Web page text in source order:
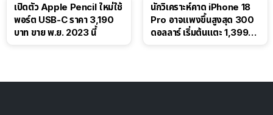
เปิดตัว Apple Pencil ใหม่ใช้
พอร์ต USB-C ราคา 3,190
บาท ขาย พ.ย. 2023 นี้
นักวิเคราะห์คาด iPhone 18
Pro อาจแพงขึ้นสูงสุด 300
ดอลลาร์ เริ่มต้นแตะ 1,399